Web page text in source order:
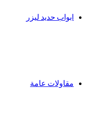
ابواب حديد ليزر
مقاولات عامة